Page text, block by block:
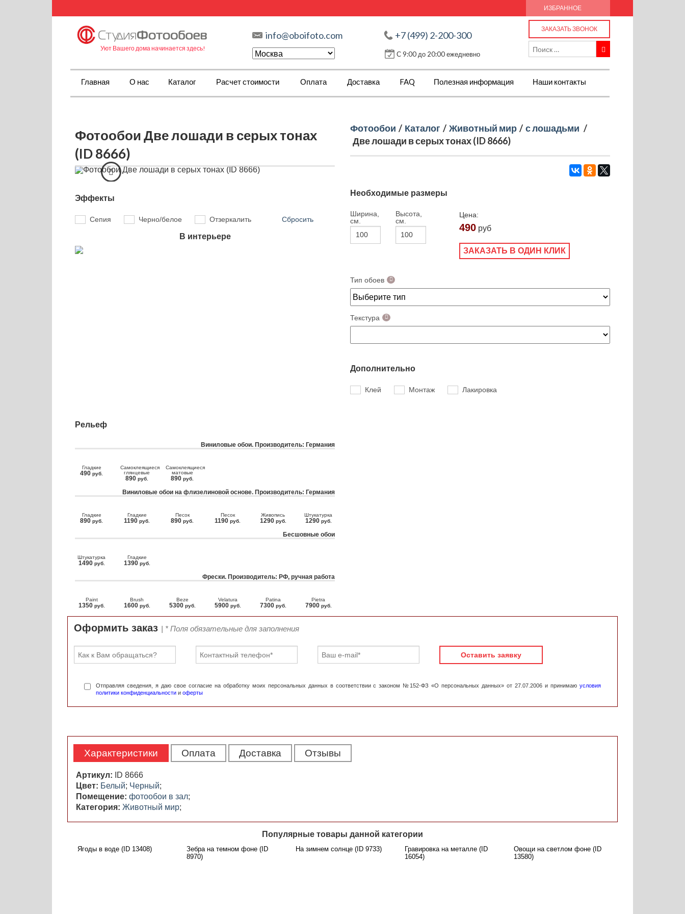
ИЗБРАННОЕ
Уют Вашего дома начинается здесь!
info@oboifoto.com +7 (499) 2-200-300
С 9:00 до 20:00 ежедневно
ЗАКАЗАТЬ ЗВОНОК
Главная О нас Каталог Расчет стоимости Оплата Доставка FAQ Полезная информация Наши контакты
Фотообои Две лошади в серых тонах
(ID 8666)
Эффекты
Сепия Черно/белое Отзеркалить Сбросить
В интерьере
Фотообои / Каталог / Животный мир / с лошадьми /
Две лошади в серых тонах (ID 8666)
Необходимые размеры
Ширина,
см.
Высота,
см.
Цена:
490 руб
ЗАКАЗАТЬ В ОДИН КЛИК
Тип обоев
Текстура
Дополнительно
Клей Монтаж Лакировка
Рельеф
Виниловые обои. Производитель: Германия
Гладкие
490 руб.
Самоклеящиеся
глянцевые
890 руб.
Самоклеящиеся
матовые
890 руб.
Виниловые обои на флизелиновой основе. Производитель: Германия
Гладкие
890 руб.
Гладкие
1190 руб.
Песок
890 руб.
Песок
1190 руб.
Живопись
1290 руб.
Штукатурка
1290 руб.
Бесшовные обои
Штукатурка
1490 руб.
Гладкие
1390 руб.
Фрески. Производитель: РФ, ручная работа
Paint
1350 руб.
Brush
1600 руб.
Beze
5300 руб.
Velatura
5900 руб.
Patina
7300 руб.
Pietra
7900 руб.
Оформить заказ | * Поля обязательные для заполнения
Оставить заявку
Отправляя сведения, я даю свое согласие на обработку моих персональных данных в соответствии с законом №152-ФЗ «О персональных данных» от 27.07.2006 и принимаю условия
политики конфиденциальности и оферты
Характеристики Оплата Доставка Отзывы
Артикул:
ID 8666
Цвет: Белый; Черный;
Помещение: фотообои в зал;
Категория: Животный мир;
Популярные товары данной категории
Ягоды в воде (ID 13408)
Зебра на темном фоне (ID
8970)
На зимнем солнце (ID 9733)
Гравировка на металле (ID
16054)
Овощи на светлом фоне (ID
13580)